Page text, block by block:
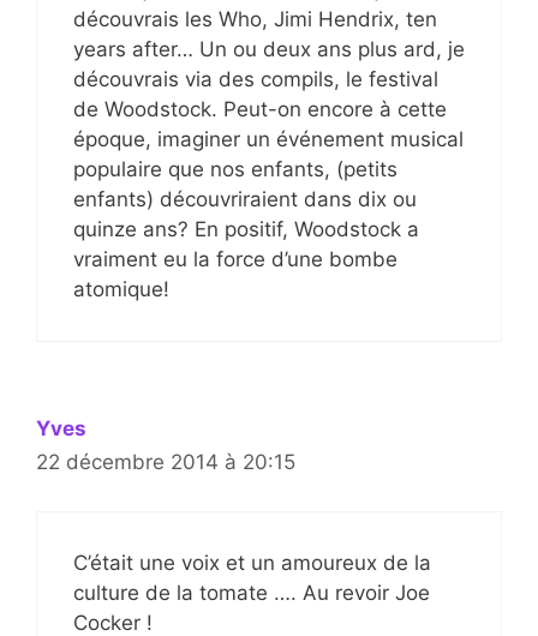
découvrais les Who, Jimi Hendrix, ten
years after… Un ou deux ans plus ard, je
découvrais via des compils, le festival
de Woodstock. Peut-on encore à cette
époque, imaginer un événement musical
populaire que nos enfants, (petits
enfants) découvriraient dans dix ou
quinze ans? En positif, Woodstock a
vraiment eu la force d’une bombe
atomique!
Yves
22 décembre 2014 à 20:15
C’était une voix et un amoureux de la
culture de la tomate …. Au revoir Joe
Cocker !